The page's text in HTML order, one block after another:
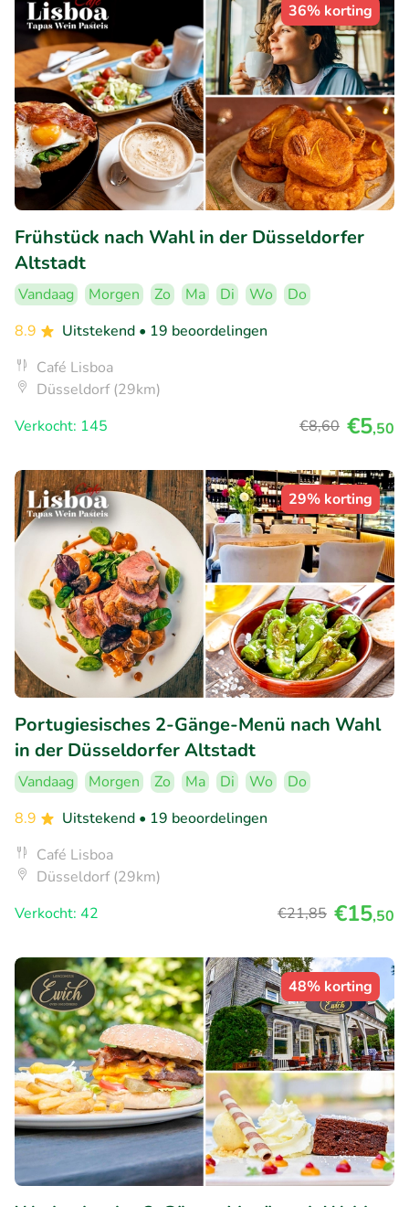
36% korting
Frühstück nach Wahl in der Düsseldorfer
Altstadt
Vandaag Morgen Zo Ma Di Wo
Do
8.9
Uitstekend • 19 beoordelingen
Café Lisboa
Düsseldorf (29km)
Verkocht: 145
€8,60 €5,50
29% korting
Portugiesisches 2-Gänge-Menü nach Wahl
in der Düsseldorfer Altstadt
Vandaag Morgen Zo Ma Di Wo
Do
8.9
Uitstekend • 19 beoordelingen
Café Lisboa
Düsseldorf (29km)
Verkocht: 42
€21,85 €15,50
48% korting